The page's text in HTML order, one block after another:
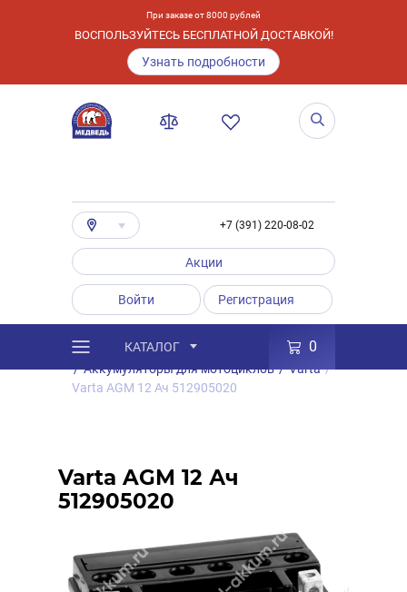
При заказе от 8000 рублей
ВОСПОЛЬЗУЙТЕСЬ БЕСПЛАТНОЙ ДОСТАВКОЙ!
Узнать подробности
+7 (391) 220-08-02
Акции
Войти Регистрация
КАТАЛОГ 0
Каталог / Товары
Аккумуляторы
/ Аккумуляторы для мотоциклов / Varta /
Varta AGM 12 Ач 512905020
Varta AGM 12 Ач
512905020